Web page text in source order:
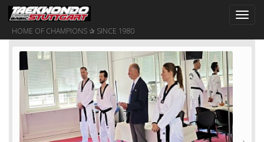
HOME OF CHAMPIONS ✰ SINCE 1980